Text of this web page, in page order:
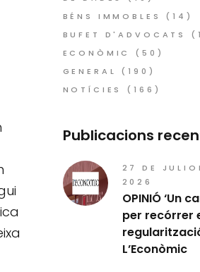
BÉNS IMMOBLES
(14)
BUFET D'ADVOCATS
ECONÒMIC
(50)
GENERAL
(190)
NOTÍCIES
(166)
Publicacions
27 DE
2026
OPINIÓ ‘Un
per recórrer
L’Econòmic